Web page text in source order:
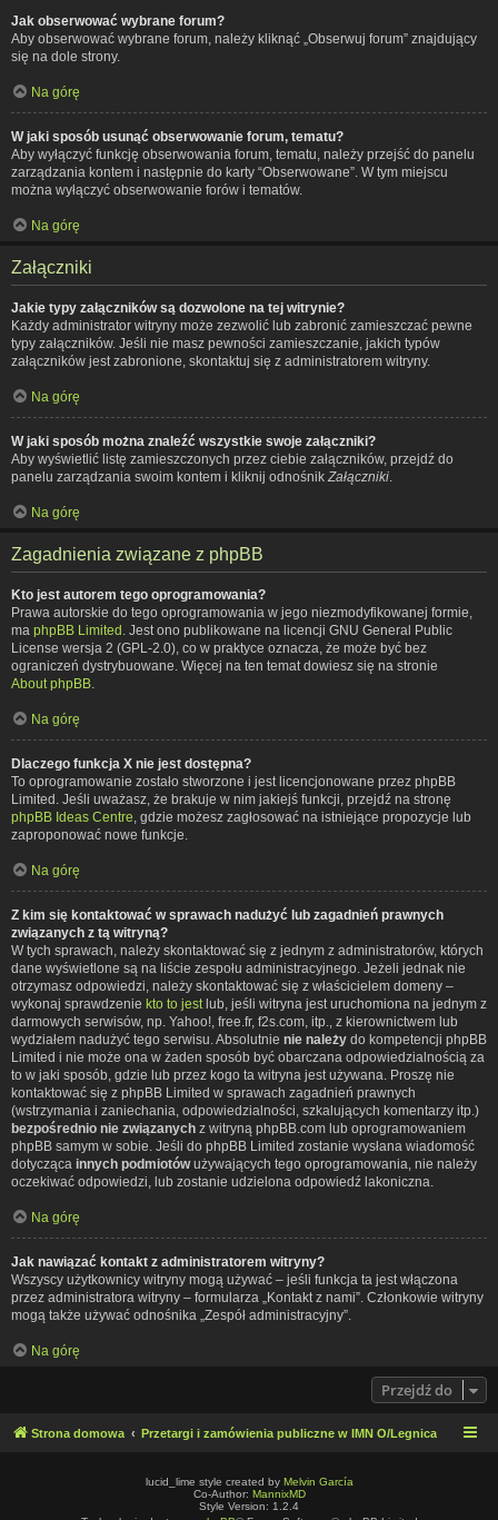
Jak obserwować wybrane forum?
Aby obserwować wybrane forum, należy kliknąć „Obserwuj forum” znajdujący
się na dole strony.
Na górę
W jaki sposób usunąć obserwowanie forum, tematu?
Aby wyłączyć funkcję obserwowania forum, tematu, należy przejść do panelu
zarządzania kontem i następnie do karty “Obserwowane”. W tym miejscu
można wyłączyć obserwowanie forów i tematów.
Na górę
Załączniki
Jakie typy załączników są dozwolone na tej witrynie?
Każdy administrator witryny może zezwolić lub zabronić zamieszczać pewne
typy załączników. Jeśli nie masz pewności zamieszczanie, jakich typów
załączników jest zabronione, skontaktuj się z administratorem witryny.
Na górę
W jaki sposób można znaleźć wszystkie swoje załączniki?
Aby wyświetlić listę zamieszczonych przez ciebie załączników, przejdź do
panelu zarządzania swoim kontem i kliknij odnośnik Załączniki
Na górę
Zagadnienia związane z phpBB
Kto jest autorem tego oprogramowania?
Prawa autorskie do tego oprogramowania w jego niezmodyfikowanej formie,
ma phpBB Limited . Jest ono publikowane na licencji GNU General Public
License wersja 2 (GPL-2.0), co w praktyce oznacza, że może być bez
ograniczeń dystrybuowane. Więcej na ten temat dowiesz się na stronie
About phpBB
Na górę
Dlaczego funkcja X nie jest dostępna?
To oprogramowanie zostało stworzone i jest licencjonowane przez phpBB
Limited. Jeśli uważasz, że brakuje w nim jakiejś funkcji, przejdź na stronę
phpBB Ideas Centre , gdzie możesz zagłosować na istniejące propozycje lub
zaproponować nowe funkcje.
Na górę
Z kim się kontaktować w sprawach nadużyć lub zagadnień prawnych
związanych z tą witryną?
W tych sprawach, należy skontaktować się z jednym z administratorów, których
dane wyświetlone są na liście zespołu administracyjnego. Jeżeli jednak nie
otrzymasz odpowiedzi, należy skontaktować się z właścicielem domeny –
wykonaj sprawdzenie kto to jest lub, jeśli witryna jest uruchomiona na jednym z
darmowych serwisów, np. Yahoo!, free.fr, f2s.com, itp., z kierownictwem lub
wydziałem nadużyć tego serwisu. Absolutnie nie należy do kompetencji phpBB
Limited i nie może ona w żaden sposób być obarczana odpowiedzialnością za
to w jaki sposób, gdzie lub przez kogo ta witryna jest używana. Proszę nie
kontaktować się z phpBB Limited w sprawach zagadnień prawnych
(wstrzymania i zaniechania, odpowiedzialności, szkalujących komentarzy itp.)
bezpośrednio nie związanych z witryną phpBB.com lub oprogramowaniem
phpBB samym w sobie. Jeśli do phpBB Limited zostanie wysłana wiadomość
dotycząca innych podmiotówużywających tego oprogramowania, nie należy
oczekiwać odpowiedzi, lub zostanie udzielona odpowiedź lakoniczna.
Na górę
Jak nawiązać kontakt z administratorem witryny?
Wszyscy użytkownicy witryny mogą używać – jeśli funkcja ta jest włączona
przez administratora witryny – formularza „Kontakt z nami”. Członkowie witryny
mogą także używać odnośnika „Zespół administracyjny”.
Na górę
Przejdź do
Strona domowa Przetargi i zamówienia publiczne w IMN O/Legnica
lucid_lime style created by Melvin García
Co-Author: MannixMD
Style Version: 1.2.4